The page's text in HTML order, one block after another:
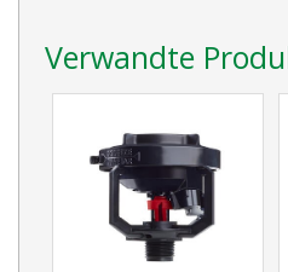
Verwandte